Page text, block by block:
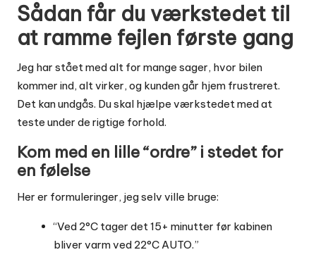
Sådan får du værkstedet til
at ramme fejlen første gang
Jeg har stået med alt for mange sager, hvor bilen
kommer ind, alt virker, og kunden går hjem frustreret.
Det kan undgås. Du skal hjælpe værkstedet med at
teste under de rigtige forhold.
Kom med en lille “ordre” i stedet for
en følelse
Her er formuleringer, jeg selv ville bruge:
“Ved 2°C tager det 15+ minutter før kabinen
bliver varm ved 22°C AUTO.”